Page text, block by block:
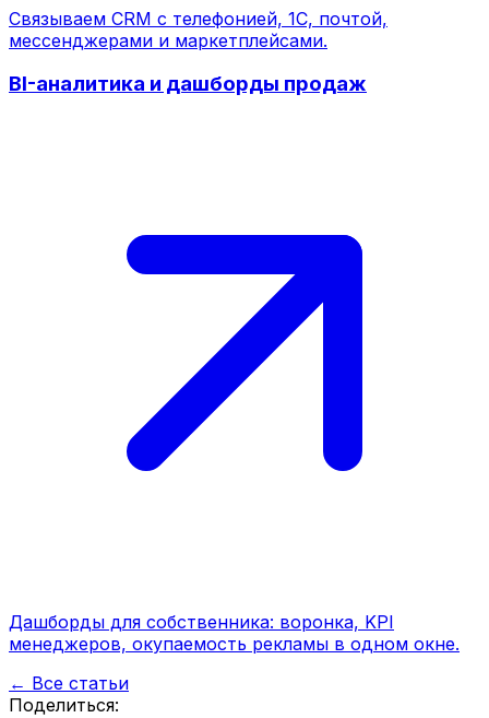
Связываем CRM с телефонией, 1С, почтой,
мессенджерами и маркетплейсами.
BI-аналитика и дашборды продаж
Дашборды для собственника: воронка, KPI
менеджеров, окупаемость рекламы в одном окне.
← Все статьи
Поделиться: